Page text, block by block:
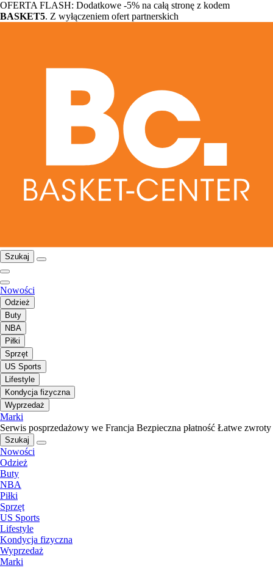
OFERTA FLASH: Dodatkowe -5% na całą stronę z kodem
BASKET5. Z wyłączeniem ofert partnerskich
Szukaj
Nowości
Odzież
Buty
NBA
Piłki
Sprzęt
US Sports
Lifestyle
Kondycja fizyczna
Wyprzedaż
Marki
Serwis posprzedażowy we Francja Bezpieczna płatność Łatwe zwroty
Szukaj
Nowości
Odzież
Buty
NBA
Piłki
Sprzęt
US Sports
Lifestyle
Kondycja fizyczna
Wyprzedaż
Marki